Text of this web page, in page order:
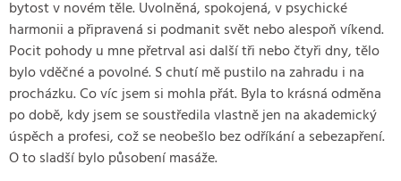
bytost v novém těle. Uvolněná, spokojená, v psychické
harmonii a připravená si podmanit svět nebo alespoň víkend.
Pocit pohody u mne přetrval asi další tři nebo čtyři dny, tělo
bylo vděčné a povolné. S chutí mě pustilo na zahradu i na
procházku. Co víc jsem si mohla přát. Byla to krásná odměna
po době, kdy jsem se soustředila vlastně jen na akademický
úspěch a profesi, což se neobešlo bez odříkání a sebezapření.
O to sladší bylo působení masáže.